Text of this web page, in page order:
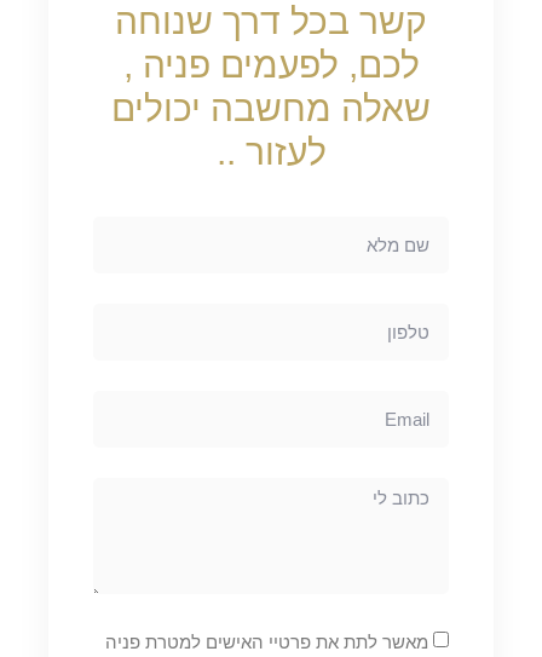
קשר בכל דרך שנוחה
לכם, לפעמים פניה ,
שאלה מחשבה יכולים
לעזור ..
מאשר לתת את פרטיי האישים למטרת פניה